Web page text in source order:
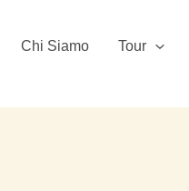
Chi Siamo Tour